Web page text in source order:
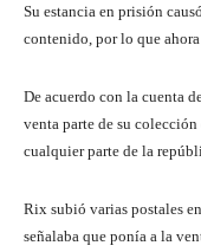
Su estancia en prisión
contenido, por lo que ahora
De acuerdo con la cuenta
venta parte de su
cualquier parte de la
Rix subió varias postales
señalaba que ponía a la